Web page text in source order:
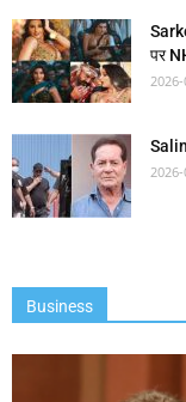
पर
Business